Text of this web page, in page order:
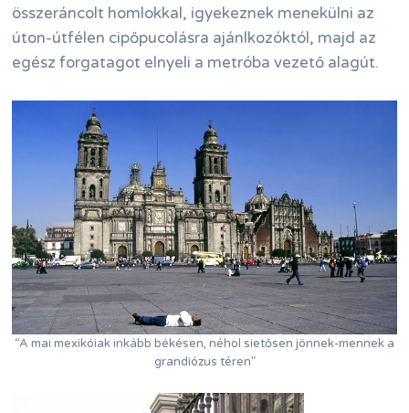
összeráncolt homlokkal, igyekeznek menekülni az
úton-útfélen cipőpucolásra ajánlkozóktól, majd az
egész forgatagot elnyeli a metróba vezető alagút.
“A mai mexikóiak inkább békésen, néhol sietősen jönnek-mennek a
grandiózus téren”